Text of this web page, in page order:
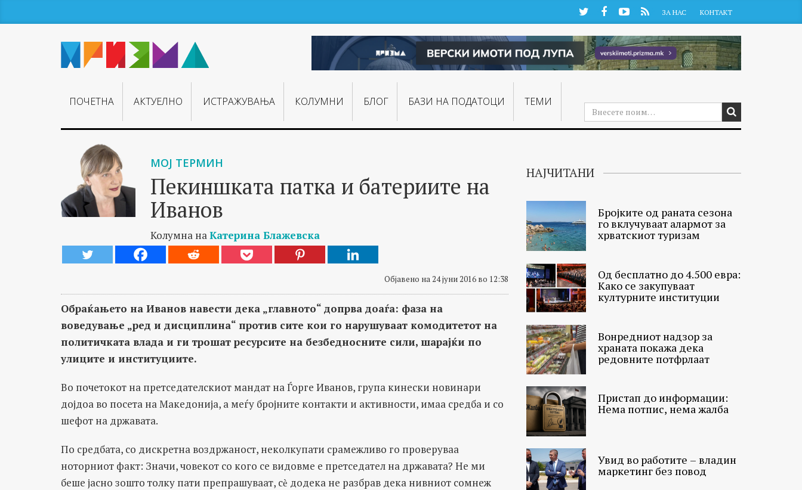
TwitterFacebookYouTube
RSS ЗА НАС КОНТАКТ
ПОЧЕТНА АКТУЕЛНО ИСТРАЖУВАЊA КОЛУМНИ БЛОГ БАЗИ НА ПОДАТОЦИ ТЕМИ
МОЈ ТЕРМИН
Пекиншката патка и батериите на
Иванов
Колумна наКатерина Блажевска
Објавено на 24 јуни 2016 во 12:38
Обраќањето на Иванов навести дека „главното“ допрва доаѓа: фаза на
воведување „ред и дисциплина“ против сите кои го нарушуваат комодитетот на
политичката влада и ги трошат ресурсите на безбедносните сили, шарајќи по
улиците и институциите.
Во почетокот на претседателскиот мандат на Ѓорге Иванов, група кинески новинари
дојдоа во посета на Македонија, а меѓу бројните контакти и активности, имаа средба и со
шефот на државата.
По средбата, со дискретна воздржаност, неколкупати срамежливо го проверуваа
ноторниот факт: Значи, човекот со кого се видовме е претседател на државата? Не ми
беше јасно зошто толку пати препрашуваат, сѐ додека не разбрав дека нивниот сомнеж
НАЈЧИТАНИ
Бројките од раната сезона
го вклучуваат алармот за
хрватскиот туризам
Од бесплатно до 4.500 евра:
Како се закупуваат
културните институции
Вонредниот надзор за
храната покажа дека
редовните потфрлаат
Пристап до информации:
Нема потпис, нема жалба
Увид во работите – владин
маркетинг без повод